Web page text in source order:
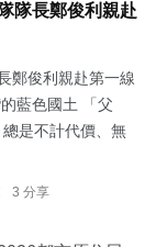
隊長鄭俊利親赴
鄭俊利親赴第一線
藍色國土 「父
是不計代價、無
3 分享